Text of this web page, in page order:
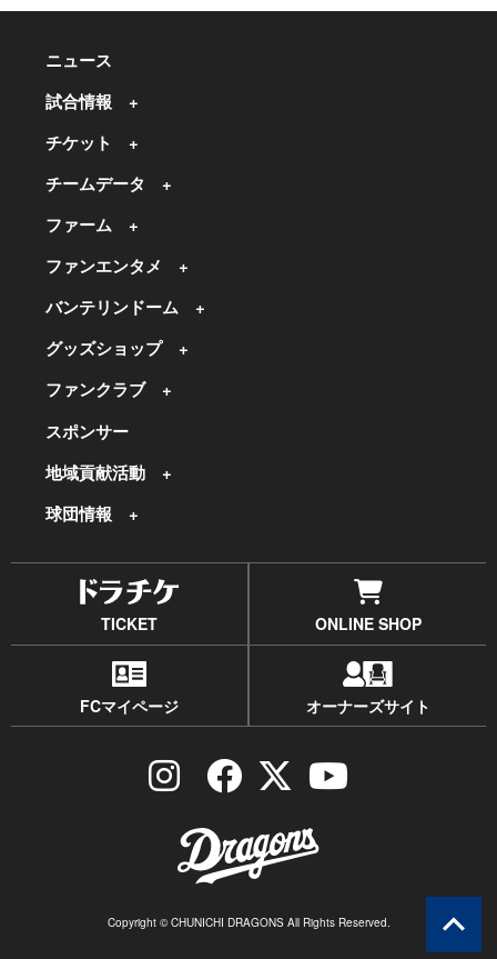
ニュース
試合情報
チケット
チームデータ
ファーム
ファンエンタメ
バンテリンドーム
グッズショップ
ファンクラブ
スポンサー
地域貢献活動
球団情報
TICKET ONLINE SHOP
FCマイページ オーナーズサイト
Copyright © CHUNICHI DRAGONS All Rights Reserved.